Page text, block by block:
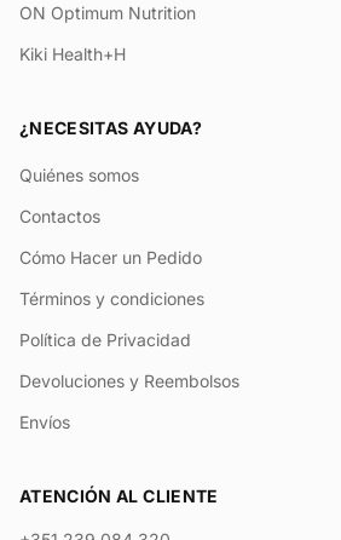
ON Optimum Nutrition
Kiki Health+H
¿NECESITAS AYUDA?
Quiénes somos
Contactos
Cómo Hacer un Pedido
Términos y condiciones
Política de Privacidad
Devoluciones y Reembolsos
Envíos
ATENCIÓN AL CLIENTE